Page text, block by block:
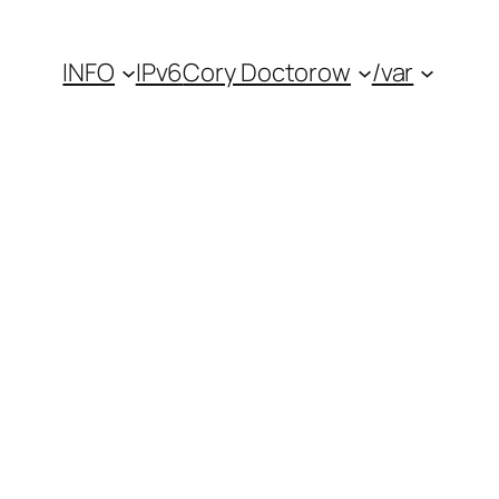
INFO IPv6Cory Doctorow /var